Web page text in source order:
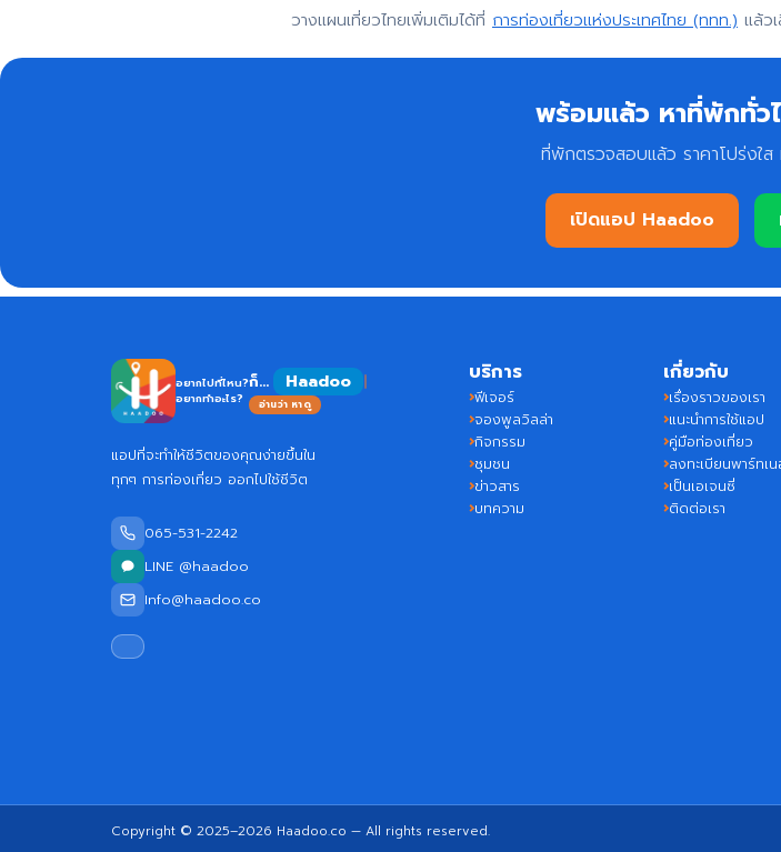
วางแผนเที่ยวไทยเพิ่มเติมได้ที่ การท่องเที่ยวแห่งประเทศไทย (ททท.) แล้ว
พร้อมแล้ว หาที่พักทั่ว
ที่พักตรวจสอบแล้ว ราคาโปร่งใ
เปิดแอป Haadoo
อยากไปที่ไหน?
อยากทำอะไร?
ก็... Haadoo
อ่านว่า หาดู
แอปที่จะทำให้ชีวิตของคุณง่ายขึ้นใน
ทุกๆ การท่องเที่ยว ออกไปใช้ชีวิต
065-531-2242
LINE @haadoo
Info@haadoo.co
บริการ
ฟีเจอร์
จองพูลวิลล่า
กิจกรรม
ชุมชน
ข่าวสาร
บทความ
เกี่ยวกับ
เรื่องราวของเรา
แนะนำการใช้แอป
คู่มือท่องเที่ยว
ลงทะเบียนพาร์ทเ
เป็นเอเจนซี่
ติดต่อเรา
Copyright © 2025–2026 Haadoo.co — All rights reserved.